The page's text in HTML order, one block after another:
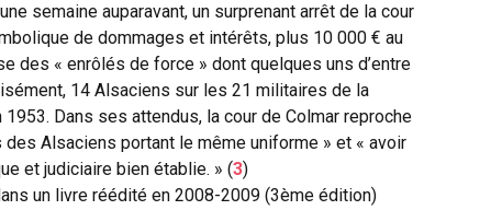
semaine auparavant, un surprenant arrêt de la cour
de dommages et intérêts, plus 10 000 € au
des « enrôlés de force » dont quelques uns d’entre
14 Alsaciens sur les 21 militaires de la
Dans ses attendus, la cour de Colmar reproche
Alsaciens portant le même uniforme » et « avoir
et judiciaire bien établie. » (3)
un livre réédité en 2008-2009 (3ème édition)